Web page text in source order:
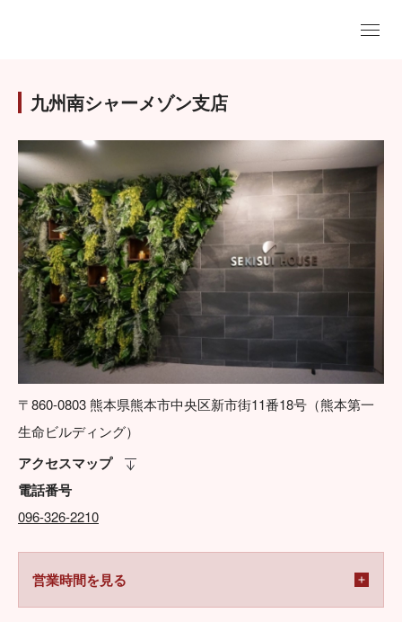
九州南シャーメゾン支店
〒860-0803 熊本県熊本市中央区新市街11番18号（熊本第一
生命ビルディング）
アクセスマップ
電話番号
096-326-2210
営業時間を見る